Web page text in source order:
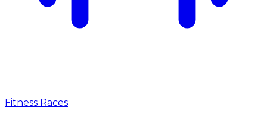
Fitness Races